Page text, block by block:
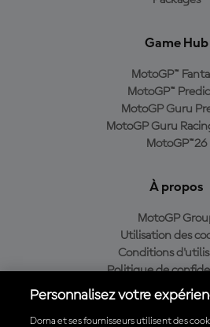
Game Hub
MotoGP™
MotoGP™
MotoGP Guru
MotoGP Guru
MotoGP™26
À propos
MotoGP
Utilisation des
Conditions
Politique de
Politique
Personnalisez votre
Dorna et ses fournisseurs utilisent des